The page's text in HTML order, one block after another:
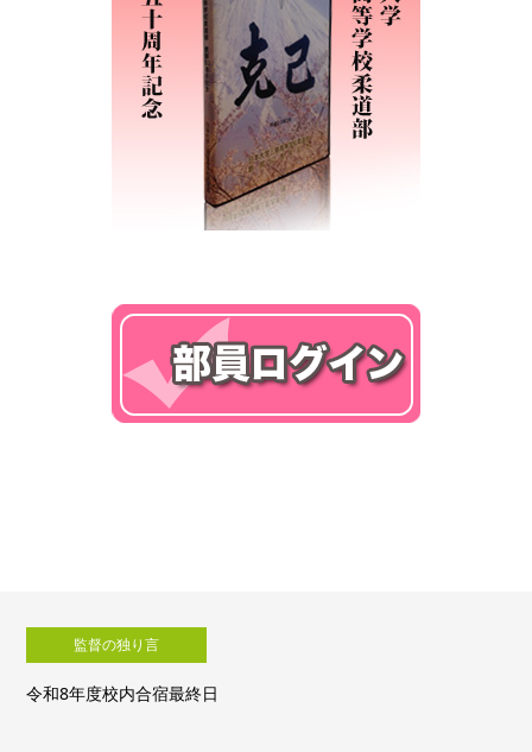
監督の独り言
令和8年度校内合宿最終日